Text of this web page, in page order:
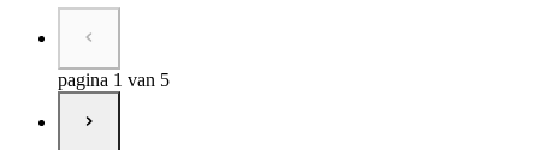
pagina 1 van 5